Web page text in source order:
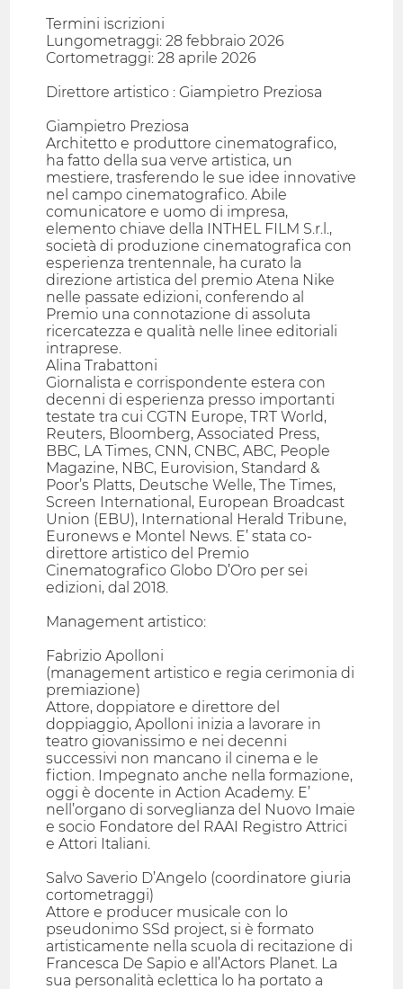
Termini iscrizioni
Lungometraggi: 28 febbraio 2026
Cortometraggi: 28 aprile 2026
Direttore artistico : Giampietro Preziosa
Giampietro Preziosa
Architetto e produttore cinematografico,
ha fatto della sua verve artistica, un
mestiere, trasferendo le sue idee innovative
nel campo cinematografico. Abile
comunicatore e uomo di impresa,
elemento chiave della INTHEL FILM S.r.l.,
società di produzione cinematografica con
esperienza trentennale, ha curato la
direzione artistica del premio Atena Nike
nelle passate edizioni, conferendo al
Premio una connotazione di assoluta
ricercatezza e qualità nelle linee editoriali
intraprese.
Alina Trabattoni
Giornalista e corrispondente estera con
decenni di esperienza presso importanti
testate tra cui CGTN Europe, TRT World,
Reuters, Bloomberg, Associated Press,
BBC, LA Times, CNN, CNBC, ABC, People
Magazine, NBC, Eurovision, Standard &
Poor’s Platts, Deutsche Welle, The Times,
Screen International, European Broadcast
Union (EBU), International Herald Tribune,
Euronews e Montel News. E’ stata co-
direttore artistico del Premio
Cinematografico Globo D’Oro per sei
edizioni, dal 2018.
Management artistico:
Fabrizio Apolloni
(management artistico e regia cerimonia di
premiazione)
Attore, doppiatore e direttore del
doppiaggio, Apolloni inizia a lavorare in
teatro giovanissimo e nei decenni
successivi non mancano il cinema e le
fiction. Impegnato anche nella formazione,
oggi è docente in Action Academy. E’
nell’organo di sorveglianza del Nuovo Imaie
e socio Fondatore del RAAI Registro Attrici
e Attori Italiani.
Salvo Saverio D’Angelo (coordinatore giuria
cortometraggi)
Attore e producer musicale con lo
pseudonimo SSd project, si è formato
artisticamente nella scuola di recitazione di
Francesca De Sapio e all’Actors Planet. La
sua personalità eclettica lo ha portato a